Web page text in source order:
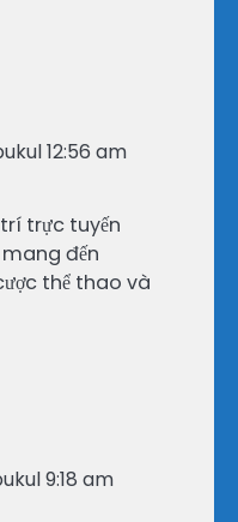
12:56 am
trực tuyến
mang đến
thể thao và
9:18 am